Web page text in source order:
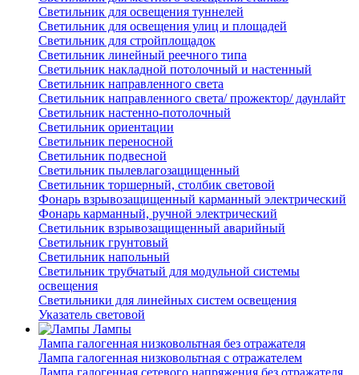
Светильник для освещения туннелей
Светильник для освещения улиц и площадей
Светильник для стройплощадок
Светильник линейный реечного типа
Светильник накладной потолочный и настенный
Светильник направленного света
Светильник направленного света/ прожектор/ даунлайт
Светильник настенно-потолочный
Светильник ориентации
Светильник переносной
Светильник подвесной
Светильник пылевлагозащищенный
Светильник торшерный, столбик световой
Фонарь взрывозащищенный карманный электрический
Фонарь карманный, ручной электрический
Светильник взрывозащищенный аварийный
Светильник грунтовый
Светильник напольный
Светильник трубчатый для модульной системы
освещения
Светильники для линейных систем освещения
Указатель световой
Лампы
Лампа галогенная низковольтная без отражателя
Лампа галогенная низковольтная с отражателем
Лампа галогенная сетевого напряжения без отражателя